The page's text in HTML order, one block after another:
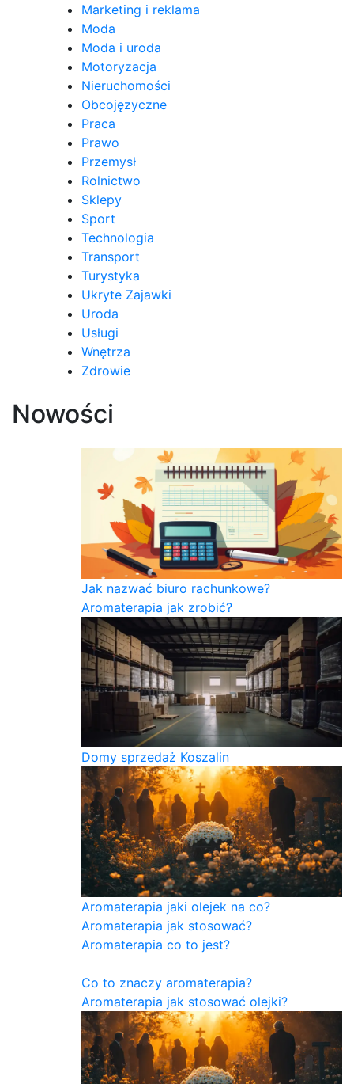
Marketing i reklama
Moda
Moda i uroda
Motoryzacja
Nieruchomości
Obcojęzyczne
Praca
Prawo
Przemysł
Rolnictwo
Sklepy
Sport
Technologia
Transport
Turystyka
Ukryte Zajawki
Uroda
Usługi
Wnętrza
Zdrowie
Nowości
Jak nazwać biuro rachunkowe?
Aromaterapia jak zrobić?
Domy sprzedaż Koszalin
Aromaterapia jaki olejek na co?
Aromaterapia jak stosować?
Aromaterapia co to jest?
Co to znaczy aromaterapia?
Aromaterapia jak stosować olejki?